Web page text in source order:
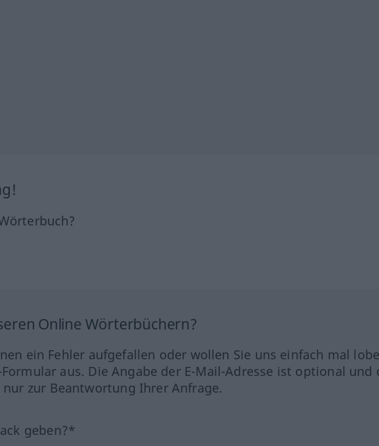
Online Wörterbüchern?
ein Fehler aufgefallen oder wollen Sie uns einfach mal
aus. Die Angabe der E-Mail-Adresse ist optional und
zur Beantwortung Ihrer Anfrage.
geben?*